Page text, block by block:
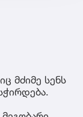
მძიმე სენს